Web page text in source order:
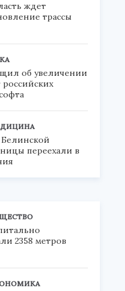
ждет
трассы
об увеличении
российских
переехали в
2358 метров